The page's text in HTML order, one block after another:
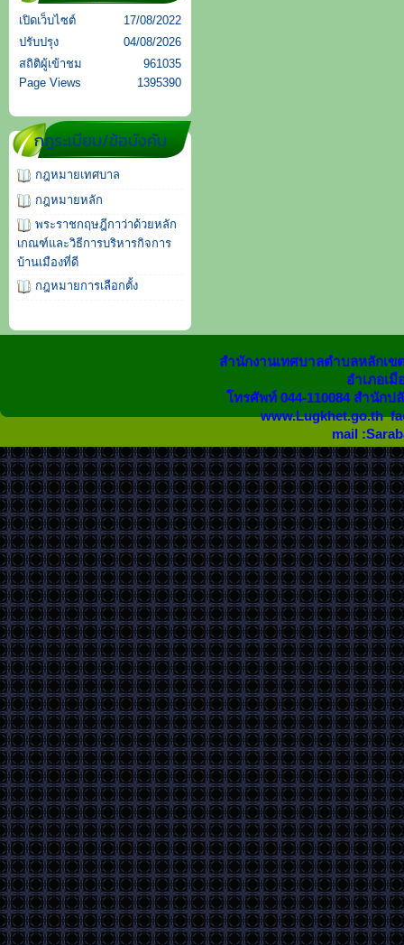
เปิดเว็บไซต์
17/08/2022
ปรับปรุง
04/08/2026
สถิติผู้เข้าชม
961035
Page Views
1395390
กฎระเบียบ/ข้อบังคับ
กฎหมายเทศบาล
กฎหมายหลัก
พระราชกฤษฎีกาว่าด้วยหลัก
เกณฑ์และวิธีการบริหารกิจการ
บ้านเมืองที่ดี
กฎหมายการเลือกตั้ง
สำนักงานเทศบาลตำบลหลักเ
อำเภอเ
โทรศัพท์ 044-110084 สำนักป
www.Lugkhet.go.th
mail